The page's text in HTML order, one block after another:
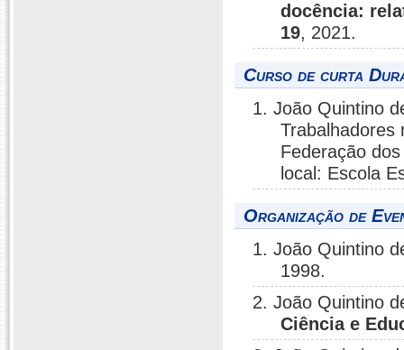
docência:
19, 2021.
Curso de curta
1. João Quintino
Trabalhadores
Federação
local: Escola
Organização de
1. João Quintino
1998.
2. João Quintino
Ciência e